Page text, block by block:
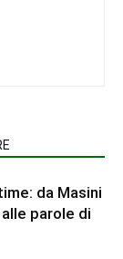
da Masini
parole di